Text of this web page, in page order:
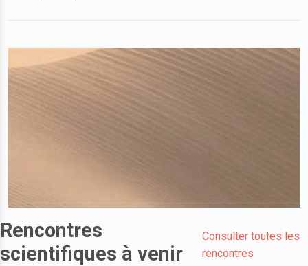
Rencontres
scientifiques à venir
Consulter toutes les
rencontres